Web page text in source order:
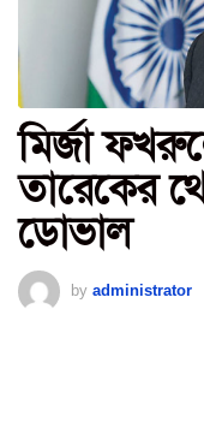
মির্জা
তারেকের
ডোভাল
by administrator